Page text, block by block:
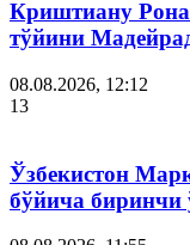
Криштиану
тўйини
08.08.2026, 12:12
13
Ўзбекистон
бўйича биринчи